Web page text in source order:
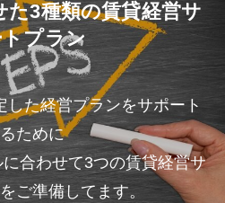
た3種類の賃貸経営サ
プラン
た経営プランをサポート
ために
合わせて3つの賃貸経営サ
ご準備してます。